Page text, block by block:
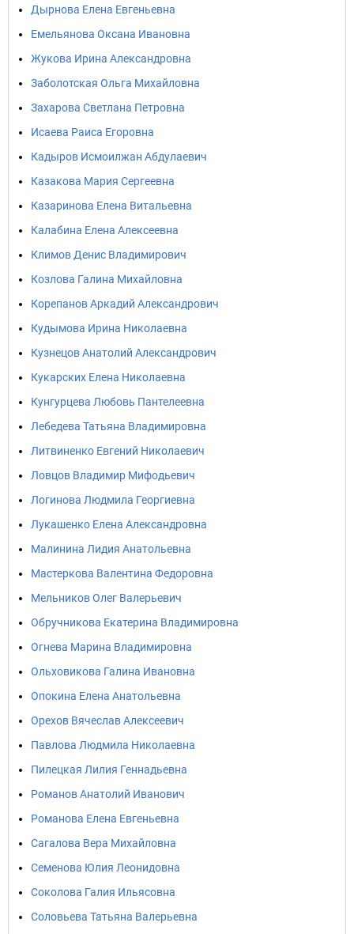
Дырнова Елена Евгеньевна
Емельянова Оксана Ивановна
Жукова Ирина Александровна
Заболотская Ольга Михайловна
Захарова Светлана Петровна
Исаева Раиса Егоровна
Кадыров Исмоилжан Абдулаевич
Казакова Мария Сергеевна
Казаринова Елена Витальевна
Калабина Елена Алексеевна
Климов Денис Владимирович
Козлова Галина Михайловна
Корепанов Аркадий Александрович
Кудымова Ирина Николаевна
Кузнецов Анатолий Александрович
Кукарских Елена Николаевна
Кунгурцева Любовь Пантелеевна
Лебедева Татьяна Владимировна
Литвиненко Евгений Николаевич
Ловцов Владимир Мифодьевич
Логинова Людмила Георгиевна
Лукашенко Елена Александровна
Малинина Лидия Анатольевна
Мастеркова Валентина Федоровна
Мельников Олег Валерьевич
Обручникова Екатерина Владимировна
Огнева Марина Владимировна
Ольховикова Галина Ивановна
Опокина Елена Анатольевна
Орехов Вячеслав Алексеевич
Павлова Людмила Николаевна
Пилецкая Лилия Геннадьевна
Романов Анатолий Иванович
Романова Елена Евгеньевна
Сагалова Вера Михайловна
Семенова Юлия Леонидовна
Соколова Галия Ильясовна
Соловьева Татьяна Валерьевна